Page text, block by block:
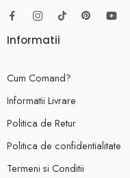
Informatii
Cum Comand?
Informatii Livrare
Politica de Retur
Politica de confidentialitate
Termeni si Conditii